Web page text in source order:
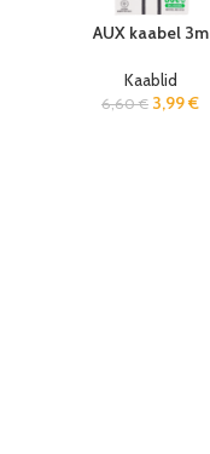
AUX kaabel 3m
Kaablid
6,60€ 3,99€